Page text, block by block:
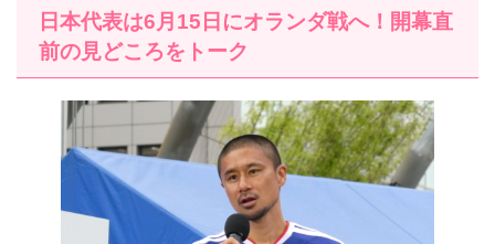
日本代表は6月15日にオランダ戦へ！開幕直
前の見どころをトーク